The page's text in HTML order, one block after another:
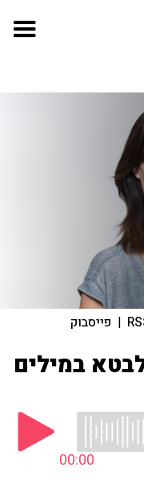
| פייסבוק
במילים
00:00